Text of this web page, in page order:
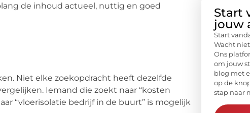
de inhoud actueel, nuttig en goed
Niet elke zoekopdracht heeft dezelfde
Iemand die zoekt naar “kosten
“vloerisolatie bedrijf in de buurt” is mogelijk
Start
jouw
Start
Wacht
Ons
om jouw
blog met
op de
stap naar